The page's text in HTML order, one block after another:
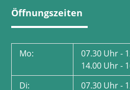
Öffnungszeiten
Mo:
07.30 Uhr -
14.00 Uhr -
Di:
07.30 Uhr -